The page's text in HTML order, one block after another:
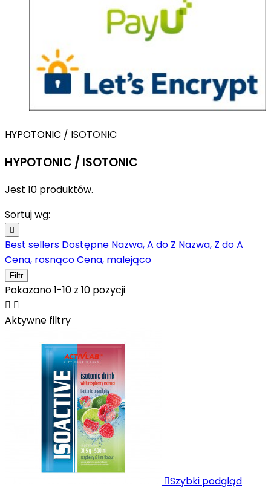
HYPOTONIC / ISOTONIC
HYPOTONIC / ISOTONIC
Jest 10 produktów.
Sortuj wg:

Best sellers Dostępne Nazwa, A do Z Nazwa, Z do A
Cena, rosnącoCena, malejąco
Filtr
Pokazano 1-10 z 10 pozycji
 
Aktywne filtry
Szybki podgląd